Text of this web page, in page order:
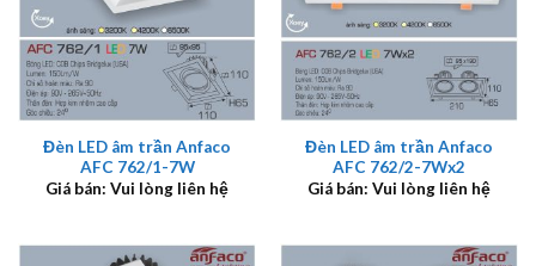
Đèn LED âm trần Anfaco
AFC 762/1-7W
Giá bán: Vui lòng liên hệ
Đèn LED âm trần Anfaco
AFC 762/2-7Wx2
Giá bán: Vui lòng liên hệ